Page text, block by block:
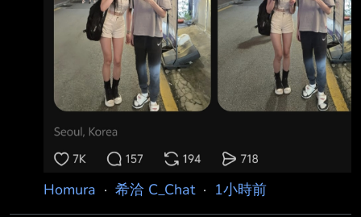
Homura · 希洽 C_Chat· 1小時前